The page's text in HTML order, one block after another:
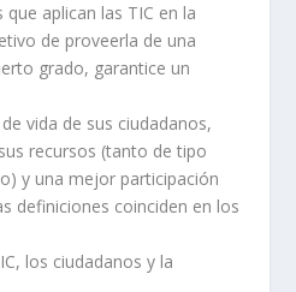
aplican las TIC en la
de proveerla de una
grado, garantice un
vida de sus ciudadanos,
recursos (tanto de tipo
y una mejor participación
definiciones coinciden en los
los ciudadanos y la